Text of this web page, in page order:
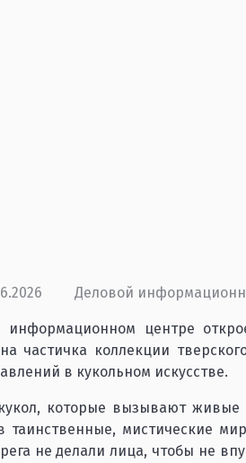
Деловой
центре
частичка коллекции
в кукольном искусстве.
которые вызывают
таинственные, мистические
не делали лица, чтобы не